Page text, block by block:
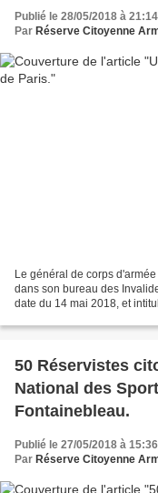
Publié le 28/05/2018 à 21:14
Par Réserve Citoyenne
Le général de corps
dans son bureau des
date du 14 mai 2018, et
50 Réservistes
National des
Fontainebleau.
Publié le 27/05/2018 à 15:36
Par Réserve Citoyenne